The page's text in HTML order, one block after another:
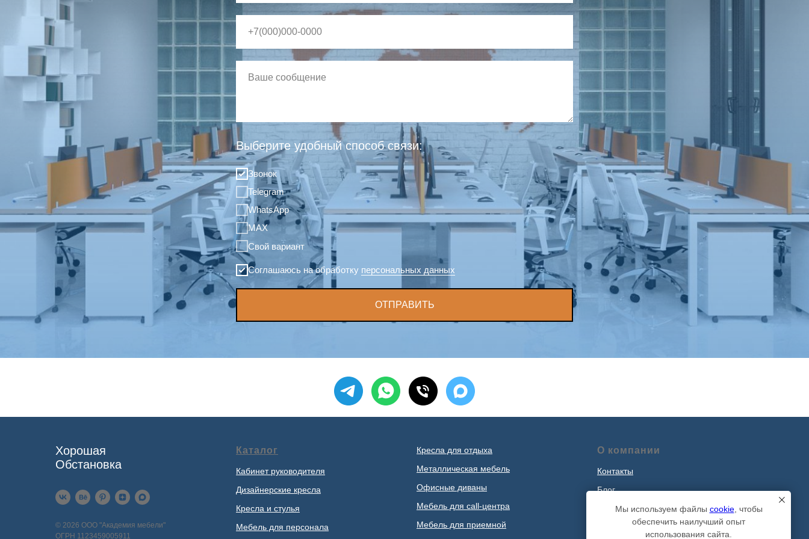
Выберите удобный способ связи:
Звонок
Telegram
WhatsApp
MAX
Свой вариант
Соглашаюсь на обработку персональных данных
ОТПРАВИТЬ
Мы используем файлы cookie, чтобы
обеспечить наилучший опыт
использования сайта.
Хорошая
Обстановка
© 2026 ООО "Академия мебели"
ОГРН 1123459005911
Каталог
Кабинет руководителя
Дизайнерские кресла
Кресла и стулья
Мебель для персонала
Кресла для отдыха
Металлическая мебель
Офисные диваны
Мебель для call-центра
Мебель для приемной
О компании
Контакты
Блог
Наши проекты
Политика обработки персональных